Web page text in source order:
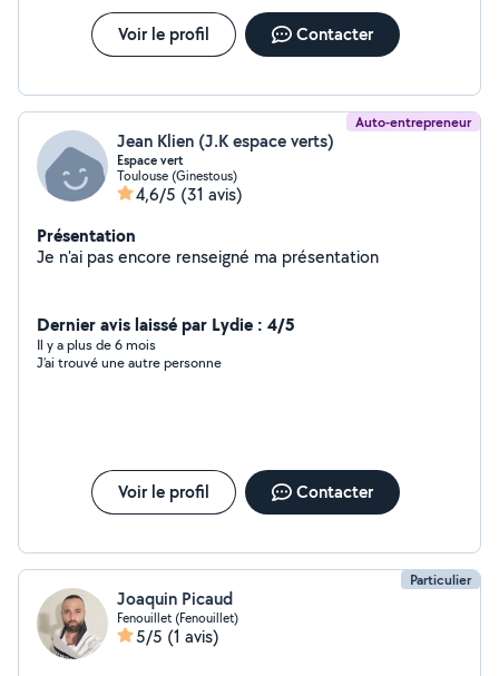
Voir le profil Contacter
Auto-entrepreneur
Jean Klien (J.K espace verts)
Espace vert
Toulouse (Ginestous)
4,6/5 (31 avis)
Présentation
Je n'ai pas encore renseigné ma présentation
Dernier avis laissé par Lydie : 4/5
Il y a plus de 6 mois
J’ai trouvé une autre personne
Voir le profil Contacter
Particulier
Joaquin Picaud
Fenouillet (Fenouillet)
5/5 (1 avis)